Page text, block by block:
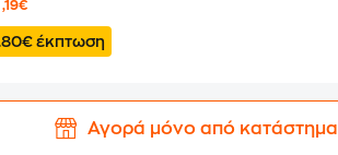
,19€
έκπτωση
Αγορά μόνο από κατάστημα